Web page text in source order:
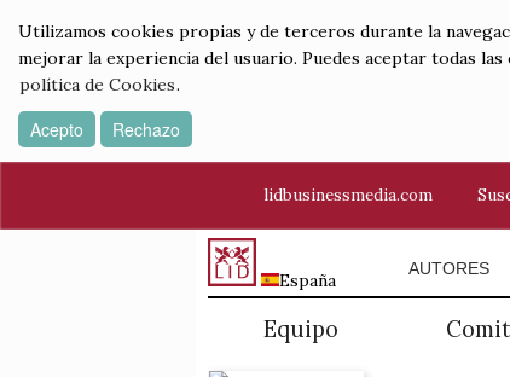
Utilizamos cookies propias y de terceros durante la
mejorar la experiencia del usuario. Puedes aceptar todas
política de Cookies.
Acepto Rechazo
lidbusinessmedia.com
España
AUTORES
Equipo